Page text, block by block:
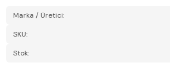
Marka / Üretici:
SKU:
Stok: